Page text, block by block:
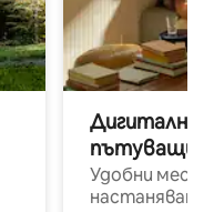
Дигитални
пътуващи
Удобни
настаняване